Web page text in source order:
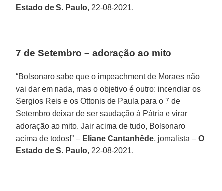
Estado de S. Paulo, 22-08-2021.
7 de Setembro – adoração ao mito
“Bolsonaro sabe que o impeachment de Moraes não
vai dar em nada, mas o objetivo é outro: incendiar os
Sergios Reis e os Ottonis de Paula para o 7 de
Setembro deixar de ser saudação à Pátria e virar
adoração ao mito. Jair acima de tudo, Bolsonaro
acima de todos!” – Eliane Cantanhêde, jornalista – O
Estado de S. Paulo, 22-08-2021.